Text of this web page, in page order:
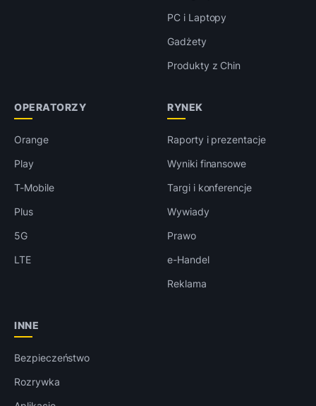
PC i Laptopy
Gadżety
Produkty z Chin
OPERATORZY
Orange
Play
T-Mobile
Plus
5G
LTE
RYNEK
Raporty i prezentacje
Wyniki finansowe
Targi i konferencje
Wywiady
Prawo
e-Handel
Reklama
INNE
Bezpieczeństwo
Rozrywka